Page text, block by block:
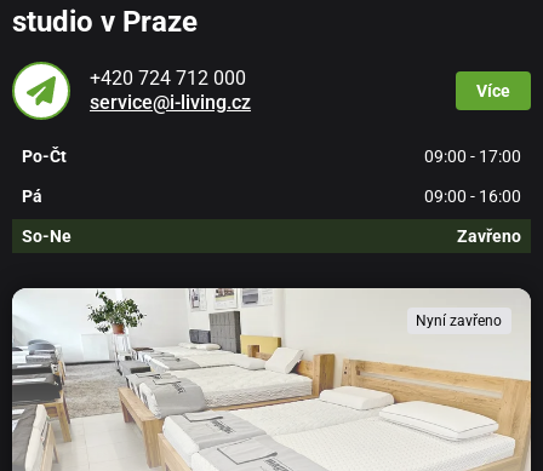
studio v Praze
+420 724 712 000
service@i-living.cz
Více
Po-Čt 09:00 - 17:00
Pá 09:00 - 16:00
So-Ne Zavřeno
Nyní zavřeno